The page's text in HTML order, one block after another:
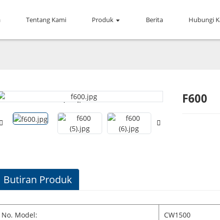
Tentang Kami Produk Berita Hubungi
Loading...
Loading... F600
Butiran Produk
No. Model: CW1500